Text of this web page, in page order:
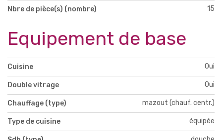
Nbre de pièce(s) (nombre) 15
Equipement de base
Cuisine Oui
Double vitrage Oui
Chauffage (type) mazout (chauf. centr.)
Type de cuisine équipée